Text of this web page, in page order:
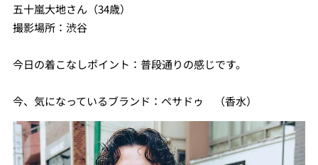
五十嵐大地さん（34歳）
撮影場所：渋谷
今日の着こなしポイント：普段通りの感じです。
今、気になっているブランド：ペサドゥ （香水）